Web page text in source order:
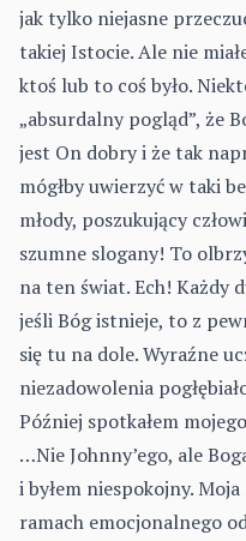
jak tylko niejasne
takiej Istocie. Ale nie
ktoś lub to coś było.
„absurdalny pogląd”, że
jest On dobry i że tak
mógłby uwierzyć w taki
młody, poszukujący
szumne slogany! To
na ten świat. Ech! Każdy
jeśli Bóg istnieje, to z
się tu na dole. Wyraźne
niezadowolenia
Później spotkałem
…Nie Johnny’ego, ale
i byłem niespokojny.
ramach emocjonalnego